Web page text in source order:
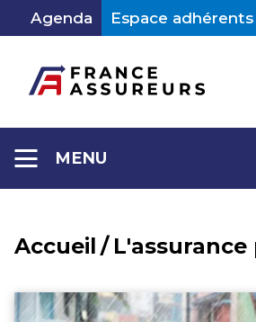
contenu
Agenda Espace adhérents
MENU
Accueil /